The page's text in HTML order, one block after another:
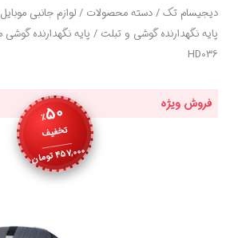
دیجیسام تک/دسته محصولات /لوازم جانبی موبایل
پایه نگهدارنده گوشی و تبلت
HD036
فروش ویژه
٪50
تخفیف
457,000تومان